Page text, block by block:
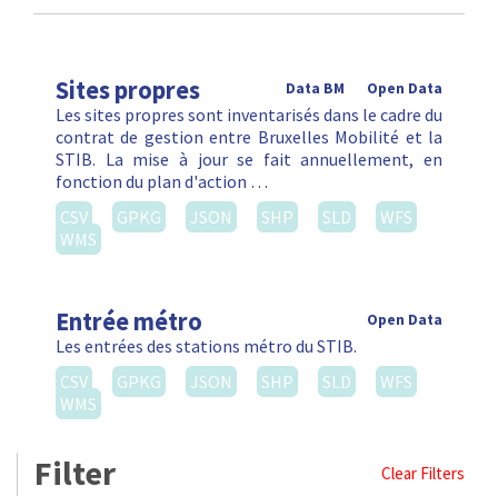
Sites propres Open Data
Data BM
Les sites propres sont inventarisés dans le cadre du
contrat de gestion entre Bruxelles Mobilité et la
STIB. La mise à jour se fait annuellement, en
fonction du plan d'action …
CSV
GPKG JSON SHP SLD
WFS
WMS
Entrée métro Open Data
Les entrées des stations métro du STIB.
CSV
GPKG JSON SHP SLD
WFS
WMS
Filter Clear Filters